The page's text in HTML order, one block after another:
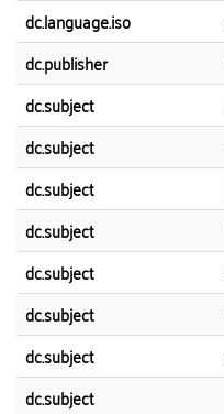
dc.language.iso
dc.publisher
dc.subject
dc.subject
dc.subject
dc.subject
dc.subject
dc.subject
dc.subject
dc.subject